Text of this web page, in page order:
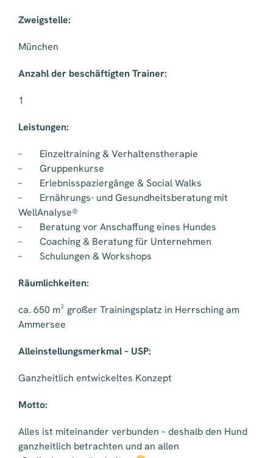
Zweigstelle:
München
Anzahl der beschäftigten Trainer:
1
Leistungen:
– Einzeltraining & Verhaltenstherapie
– Gruppenkurse
– Erlebnisspaziergänge & Social Walks
– Ernährungs- und Gesundheitsberatung mit
WellAnalyse®
– Beratung vor Anschaffung eines Hundes
– Coaching & Beratung für Unternehmen
– Schulungen & Workshops
Räumlichkeiten:
ca. 650 m² großer Trainingsplatz in Herrsching am
Ammersee
Alleinstellungsmerkmal – USP:
Ganzheitlich entwickeltes Konzept
Motto:
Alles ist miteinander verbunden – deshalb den Hund
ganzheitlich betrachten und an allen